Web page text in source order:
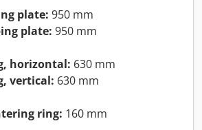
plate: 950 mm
plate: 950 mm
horizontal: 630 mm
vertical: 630 mm
ring: 160 mm